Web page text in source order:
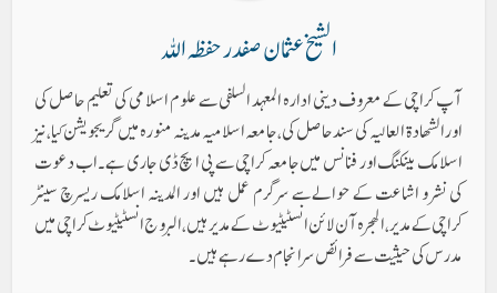
الشیخ عثمان صفدر حفظہ اللہ
آپ کراچی کے معروف دینی ادارہ المعہد السلفی سے علوم اسلامی کی تعلیم حاصل کی
اورالشھادۃ العالیہ کی سند حاصل کی، جامعہ اسلامیہ مدینہ منورہ میں گریجویشن کیا، نیز
اسلامک بینکنگ اور فنانس میں جامعہ کراچی سے پی ایچ ڈی جاری ہے۔ اب دعوت
کی نشر و اشاعت کے حوالےسے سرگرم عمل ہیں اور المدینہ اسلامک ریسرچ سینٹر
کراچی کے مدیر ، الھجرہ آن لائن انسٹیٹیوٹ کے مدیر ہیں ، البروج انسٹیٹیوٹ کراچی میں
مدرس کی حیثیت سے فرائض سرانجام دے رہے ہیں۔